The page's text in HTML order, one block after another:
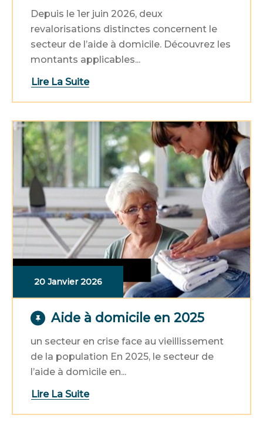
Depuis le 1er juin 2026, deux
revalorisations distinctes concernent le
secteur de l’aide à domicile. Découvrez les
montants applicables...
Lire La Suite
Aide à domicile en 2025
un secteur en crise face au vieillissement
de la population En 2025, le secteur de
l’aide à domicile en...
Lire La Suite
20 Janvier 2026